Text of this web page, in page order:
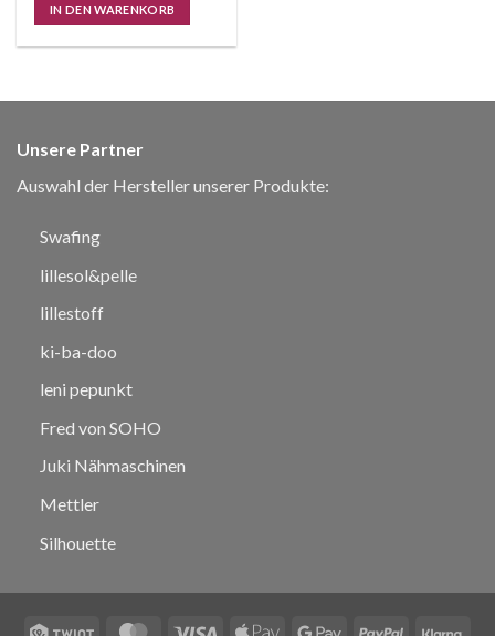
IN DEN WARENKORB
Unsere Partner
Auswahl der Hersteller unserer Produkte:
Swafing
lillesol&pelle
lillestoff
ki-ba-doo
leni pepunkt
Fred von SOHO
Juki Nähmaschinen
Mettler
Silhouette
Twint MasterCard
Visa Apple Google PayPal